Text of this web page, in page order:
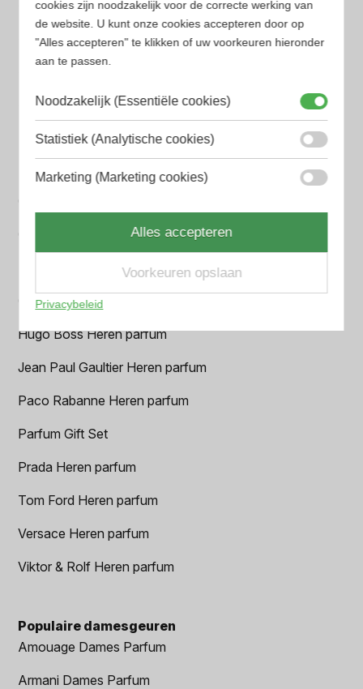
Aramis Heren parfum
Armani Heren parfum
Azzaro Heren parfum
BALR. Heren parfum
Creed heren parfum
Dior Heren parfum
Geurpakket
Hugo Boss Heren parfum
Jean Paul Gaultier Heren parfum
Paco Rabanne Heren parfum
Parfum Gift Set
Prada Heren parfum
Tom Ford Heren parfum
Versace Heren parfum
Viktor & Rolf Heren parfum
Populaire damesgeuren
Amouage Dames Parfum
Armani Dames Parfum
cookies zijn noodzakelijk voor de correcte werking van
de website. U kunt onze cookies accepteren door op
"Alles accepteren" te klikken of uw voorkeuren hieronder
aan te passen.
Noodzakelijk (Essentiële cookies)
Statistiek (Analytische cookies)
Marketing (Marketing cookies)
Alles accepteren
Voorkeuren opslaan
Privacybeleid